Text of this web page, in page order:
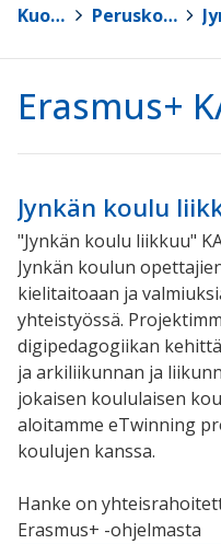
Kuopio Peruskoulut>
Erasmus+
Jynkän koulu
"Jynkän koulu liikkuu"
Jynkän koulun
kielitaitoaan ja
yhteistyössä.
digipedagogiikan
ja arkiliikunnan ja
jokaisen koululaisen
aloitamme eTwinning
koulujen kanssa.
Hanke on y
Erasmus+ -ohjelmasta